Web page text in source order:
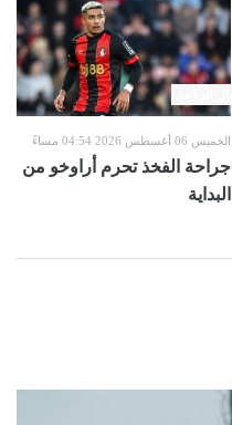
الخميس 06 أغسطس 2026 04:54 مساءً
جراحة الفخذ تحرم أراوخو من
البداية